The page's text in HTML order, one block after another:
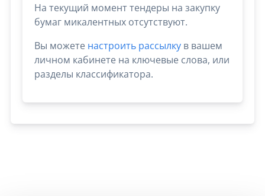
На текущий момент тендеры на закупку
бумаг микалентных отсутствуют.
Вы можете настроить рассылку в вашем
личном кабинете на ключевые слова, или
разделы классификатора.